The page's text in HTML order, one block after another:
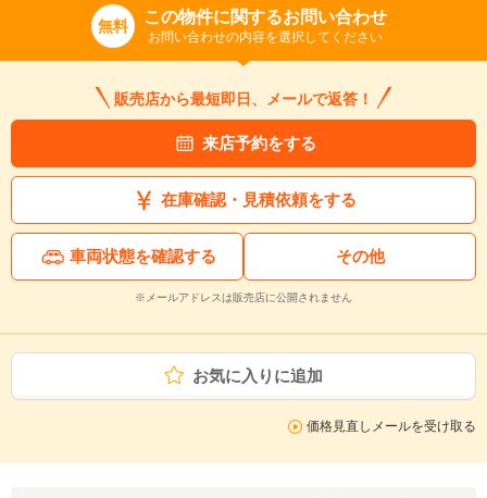
無料 この物件に関するお問い合わせ
お問い合わせの内容を選択してください
販売店から最短即日、メールで返答！
来店予約をする
在庫確認・見積依頼をする
車両状態を確認する その他
※メールアドレスは販売店に公開されません
お気に入りに追加
価格見直しメールを受け取る